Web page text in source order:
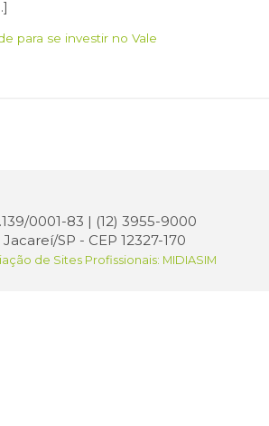
para se investir no Vale
0001-83 | (12) 3955-9000
SP - CEP 12327-170
de Sites Profissionais: MIDIASIM